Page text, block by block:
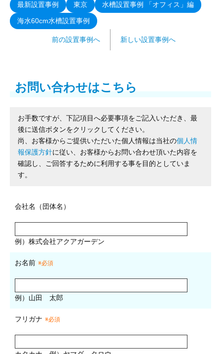
最新設置事例 東京 水槽設置事例 「オフィス」編
海水60cm水槽設置事例
前の設置事例へ 新しい設置事例へ
お問い合わせはこちら
お手数ですが、下記項目へ必要事項をご記入いただき、最
後に送信ボタンをクリックしてください。
尚、お客様からご提供いただいた個人情報は当社の個人情
報保護方針に従い、お客様からお問い合わせ頂いた内容を
確認し、ご回答するために利用する事を目的としていま
す。
会社名（団体名）
例）株式会社アクアガーデン
お名前 ※必須
例）山田 太郎
フリガナ ※必須